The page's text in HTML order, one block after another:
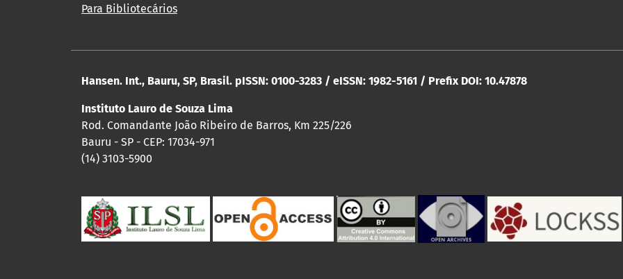
Para Bibliotecários
Hansen. Int., Bauru, SP, Brasil. pISSN: 0100-3283 / eISSN: 1982-5161 / Prefix DOI: 10.47878
Instituto Lauro de Souza Lima
Rod. Comandante João Ribeiro de Barros, Km 225/226
Bauru - SP - CEP: 17034-971
(14) 3103-5900